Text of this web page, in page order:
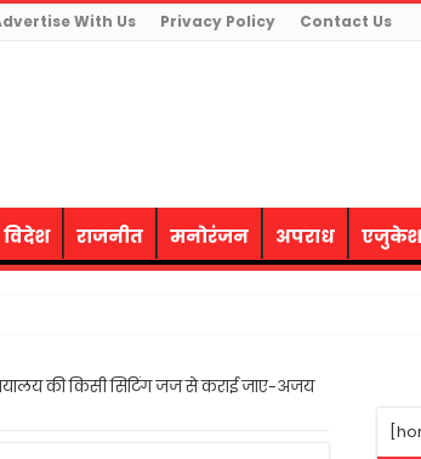
With Us Privacy Policy Contact Us
विदेश राजनीत मनोरंजन अपराध
गिरफ्तार
की किसी सिटिंग जज से कराई जाए-अजय